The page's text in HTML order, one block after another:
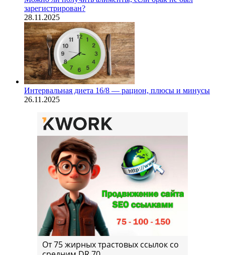
зарегистрирован?
28.11.2025
Интервальная диета 16/8 — рацион, плюсы и минусы
26.11.2025